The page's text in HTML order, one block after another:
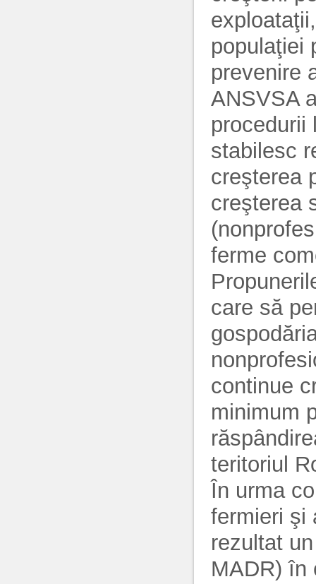
populaţiei
prevenire
ANSVSA
procedurii
stabilesc
creşterea
creşterea
ferme
care să
continue
minimum
teritoriul
În urma
fermieri şi
rezultat
MADR) în